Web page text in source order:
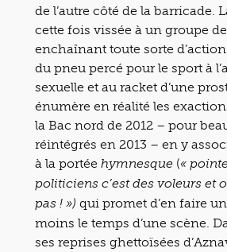
de l’autre côté de la barricade.
cette fois vissée à un groupe
enchaînant toute sorte
du pneu percé pour le sport à
sexuelle et au racket d’une
énumère en réalité les
la Bac nord de 2012 – pour
réintégrés en 2013 – en y
à la portée hymnesque («
politiciens c’est des voleurs et
pas ! ») qui promet d’en faire
moins le temps d’une scène.
ses reprises ghettoïsées